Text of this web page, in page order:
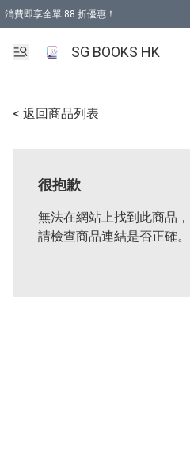
消費即享全單 88 折優惠！
SG BOOKS HK
< 返回商品列表
很抱歉
無法在網站上找到此商品
請檢查商品連結是否正確。